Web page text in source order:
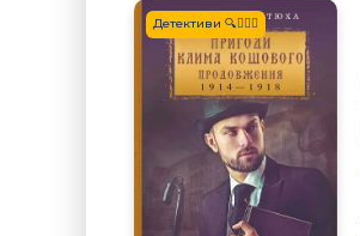
Детективи 🔍🕵️‍♂️🔪